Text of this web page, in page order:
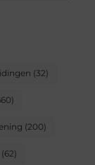
(32)
(200)